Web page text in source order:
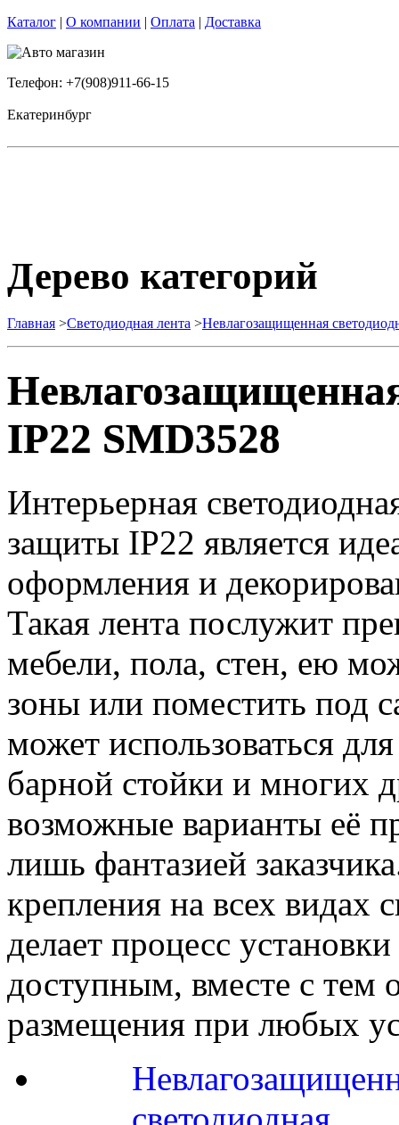
Каталог | О компании | Оплата | Доставка
Телефон: +7(908)911-66-15
Екатеринбург
Дерево категорий
Главная >Светодиодная лента >Невлагозащищенная
IP22 SMD3528
Интерьерная
защиты IP22 является
оформления и
Такая лента послужит
мебели, пола, стен, ею
зоны или поместить под
может использоваться
барной стойки и многих
возможные варианты её
лишь фантазией
крепления на всех видах
делает процесс
доступным, вместе с тем
размещения при любых